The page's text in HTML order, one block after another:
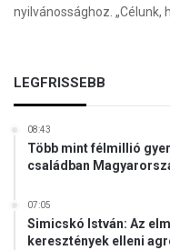
nyilvánossághoz. „Célunk,
LEGFRISSEBB
08:43
Több mint félmillió
családban
07:05
Simicskó István: Az
keresztények elleni